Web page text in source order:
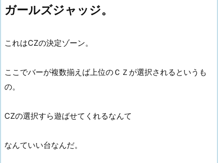
ガールズジャッジ。
これはCZの決定ゾーン。
ここでバーが複数揃えば上位のＣＺが選択されるというも
の。
CZの選択すら遊ばせてくれるなんて
なんていい台なんだ。